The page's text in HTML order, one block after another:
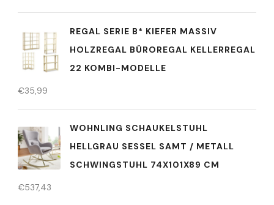
REGAL SERIE B* KIEFER MASSIV
HOLZREGAL BÜROREGAL KELLERREGAL
22 KOMBI-MODELLE
€35,99
WOHNLING SCHAUKELSTUHL
HELLGRAU SESSEL SAMT / METALL
SCHWINGSTUHL 74X101X89 CM
€537,43